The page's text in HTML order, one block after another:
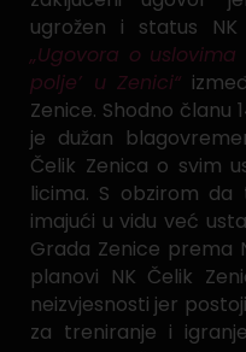
ugrožen i status
„Ugovora o
polje’ u Zenici“
Zenice. Shodno članu
je dužan
Čelik Zenica o svim
licima. S obzirom
imajući u vidu već
Grada Zenice prema
planovi NK Čelik
neizvjesnosti jer
za treniranje i